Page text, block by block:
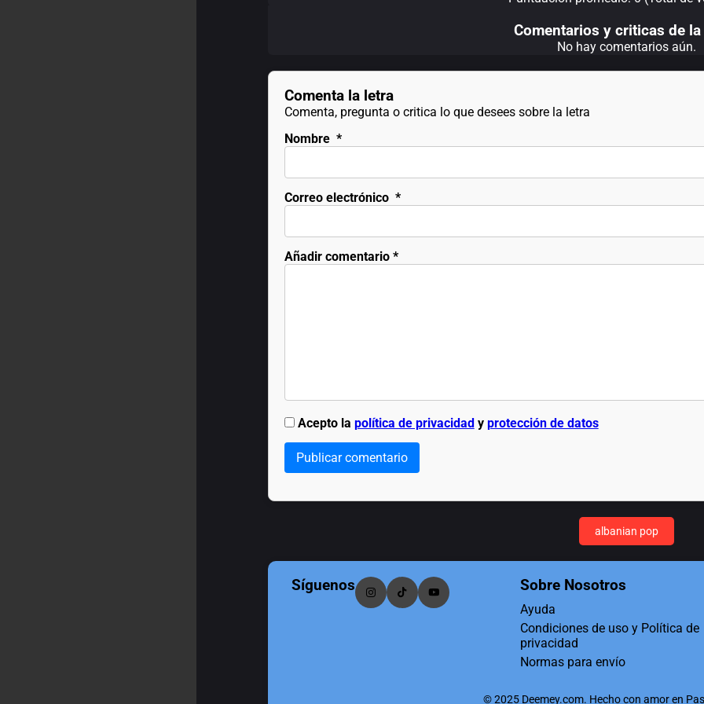
Comentarios y criticas de la
No hay comentarios aún.
Comenta la letra
Comenta, pregunta o critica lo que desees sobre la letra
Nombre *
Correo electrónico *
Añadir comentario*
Acepto la política de privacidady protección de datos
Publicar comentario
albanian pop
Síguenos Sobre Nosotros
Ayuda
Condiciones de uso y Política de
privacidad
Normas para envío
© 2025 Deemey.com. Hecho con amor en